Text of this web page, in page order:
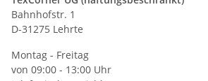
Bahnhofstr. 1
D-31275 Lehrte
Montag - Freitag
von 09:00 - 13:00 Uhr